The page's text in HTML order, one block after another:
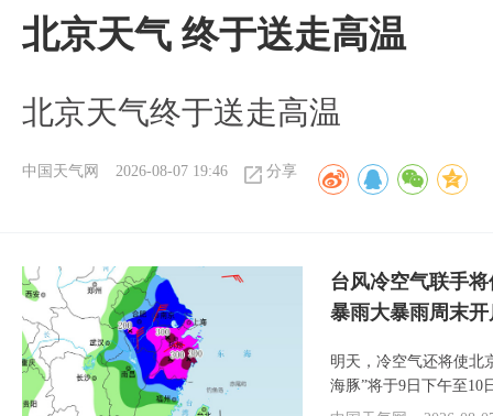
北京天气 终于送走高温
北京天气终于送走高温
中国天气网 2026-08-07 19:46 分享
台风冷空气联手
暴雨大暴雨周末开
明天，冷空气还将使北
海豚”将于9日下午至10